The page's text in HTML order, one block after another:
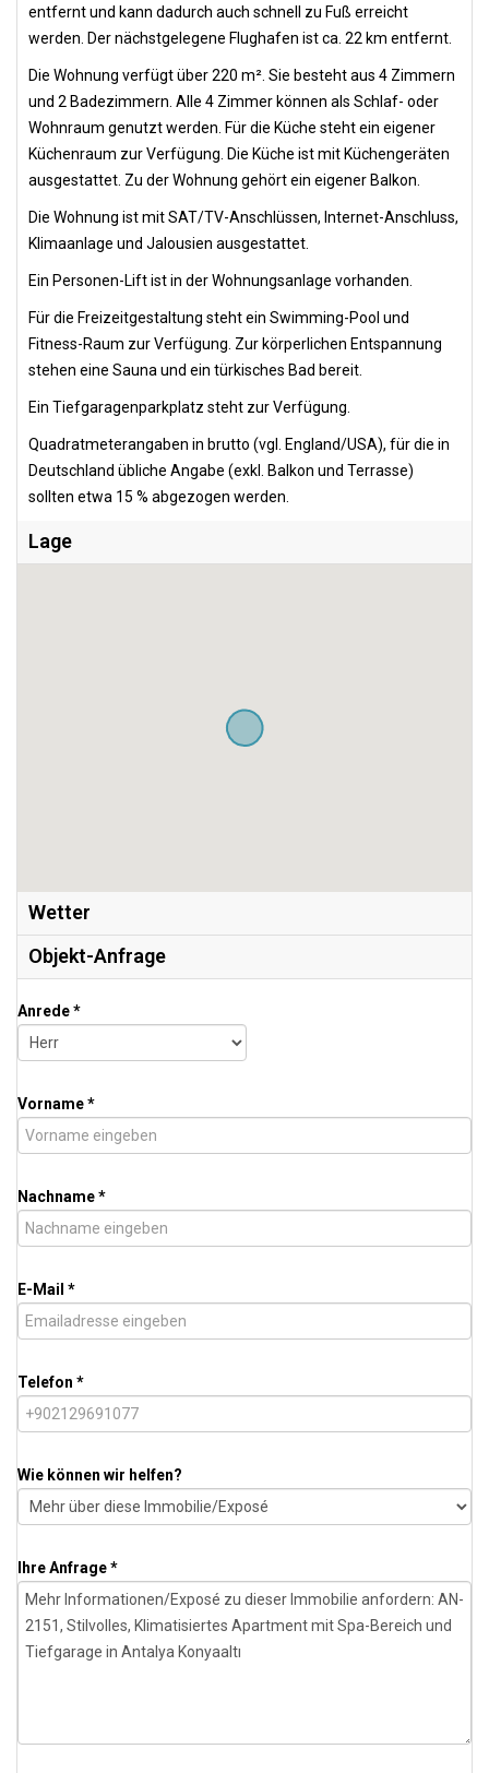
entfernt und kann dadurch auch schnell zu Fuß erreicht
werden. Der nächstgelegene Flughafen ist ca. 22 km entfernt.
Die Wohnung verfügt über 220 m². Sie besteht aus 4 Zimmern
und 2 Badezimmern. Alle 4 Zimmer können als Schlaf- oder
Wohnraum genutzt werden. Für die Küche steht ein eigener
Küchenraum zur Verfügung. Die Küche ist mit Küchengeräten
ausgestattet. Zu der Wohnung gehört ein eigener Balkon.
Die Wohnung ist mit SAT/TV-Anschlüssen, Internet-Anschluss,
Klimaanlage und Jalousien ausgestattet.
Ein Personen-Lift ist in der Wohnungsanlage vorhanden.
Für die Freizeitgestaltung steht ein Swimming-Pool und
Fitness-Raum zur Verfügung. Zur körperlichen Entspannung
stehen eine Sauna und ein türkisches Bad bereit.
Ein Tiefgaragenparkplatz steht zur Verfügung.
Quadratmeterangaben in brutto (vgl. England/USA), für die in
Deutschland übliche Angabe (exkl. Balkon und Terrasse)
sollten etwa 15 % abgezogen werden.
Lage
Wetter
Objekt-Anfrage
Anrede *
Vorname *
Nachname *
E-Mail *
Telefon *
Wie können wir helfen?
Ihre Anfrage *